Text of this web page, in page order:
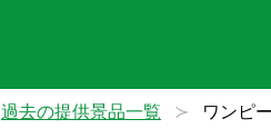
過去の提供景品一覧 ワンピ